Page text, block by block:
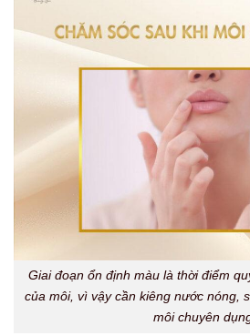
Giai đoạn ổn định màu là thời điểm
của môi, vì vậy cần kiêng nước nóng,
môi chuyên